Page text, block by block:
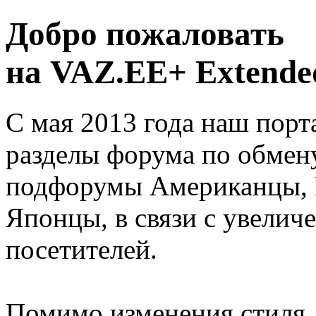
Добро пожаловать
на VAZ.EE+
С мая 2013 года наш
разделы форума по
подфорумы
Японцы, в связи с
посетителей.